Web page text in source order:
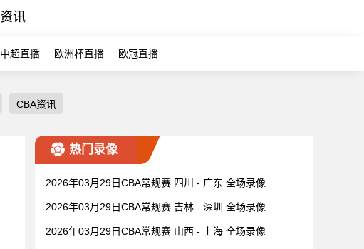
资讯
中超直播 欧洲杯直播 欧冠直播
CBA资讯
热门录像
2026年03月29日CBA常规赛 四川 - 广东 全场录像
2026年03月29日CBA常规赛 吉林 - 深圳 全场录像
2026年03月29日CBA常规赛 山西 - 上海 全场录像